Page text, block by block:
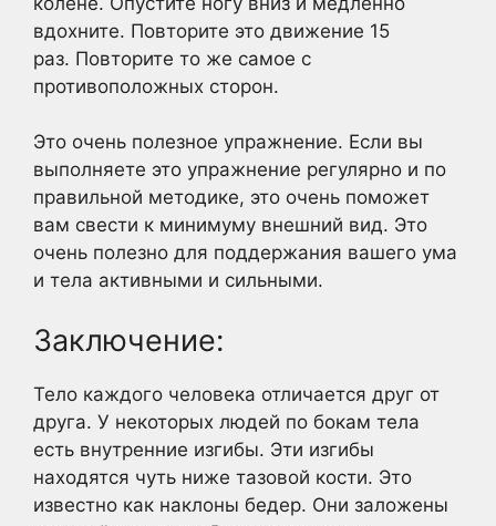
вдохните. Повторите это движение 15
раз. Повторите то же самое с
противоположных сторон.
Это очень полезное упражнение. Если вы
выполняете это упражнение регулярно и по
правильной методике, это очень поможет
вам свести к минимуму внешний вид. Это
очень полезно для поддержания вашего ума
и тела активными и сильными.
Заключение:
Тело каждого человека отличается друг от
друга. У некоторых людей по бокам тела
есть внутренние изгибы. Эти изгибы
находятся чуть ниже тазовой кости. Это
известно как наклоны бедер. Они заложены